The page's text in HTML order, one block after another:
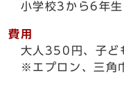
小学校3から6年
費用
大人350円、子ど
※エプロン、三角